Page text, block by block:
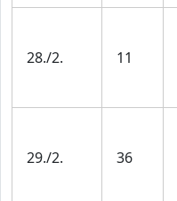
28./2. 11
29./2. 36